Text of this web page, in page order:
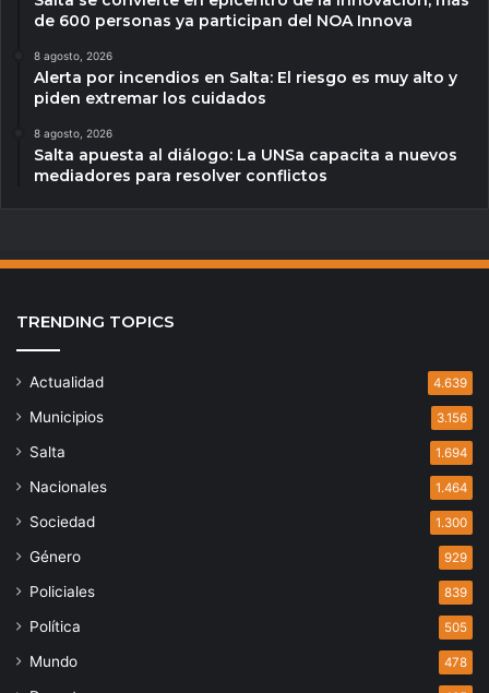
de 600 personas ya participan del NOA Innova
8 agosto, 2026
Alerta por incendios en Salta: El riesgo es muy alto y
piden extremar los cuidados
8 agosto, 2026
Salta apuesta al diálogo: La UNSa capacita a nuevos
mediadores para resolver conflictos
TRENDING TOPICS
Actualidad 4.639
Municipios 3.156
Salta 1.694
Nacionales 1.464
Sociedad 1.300
Género 929
Policiales 839
Política 505
Mundo 478